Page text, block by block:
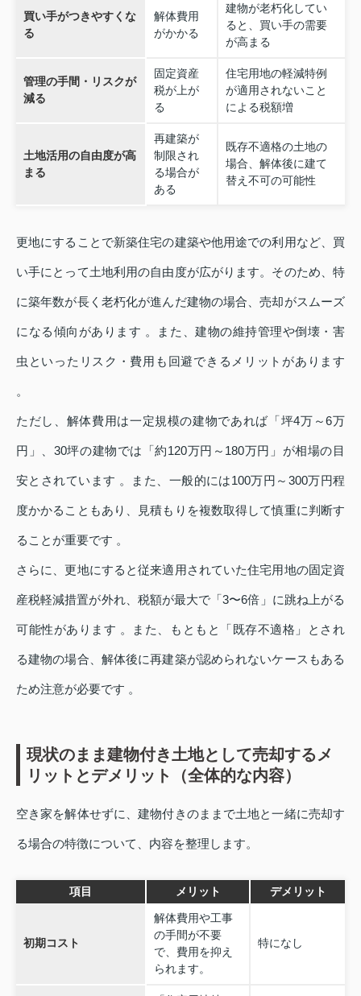
買い手がつきやすくな
る
解体費用
がかかる
建物が老朽化してい
ると、買い手の需要
が高まる
管理の手間・リスクが
減る
固定資産
税が上が
る
住宅用地の軽減特例
が適用されないこと
による税額増
土地活用の自由度が高
まる
再建築が
制限され
る場合が
ある
既存不適格の土地の
場合、解体後に建て
替え不可の可能性
更地にすることで新築住宅の建築や他用途での利用など、買
い手にとって土地利用の自由度が広がります。そのため、特
に築年数が長く老朽化が進んだ建物の場合、売却がスムーズ
になる傾向があります 。また、建物の維持管理や倒壊・害
虫といったリスク・費用も回避できるメリットがあります
。
ただし、解体費用は一定規模の建物であれば「坪4万～6万
円」、30坪の建物では「約120万円～180万円」が相場の目
安とされています 。また、一般的には100万円～300万円程
度かかることもあり、見積もりを複数取得して慎重に判断す
ることが重要です 。
さらに、更地にすると従来適用されていた住宅用地の固定資
産税軽減措置が外れ、税額が最大で「3〜6倍」に跳ね上がる
可能性があります 。また、もともと「既存不適格」とされ
る建物の場合、解体後に再建築が認められないケースもある
ため注意が必要です 。
現状のまま建物付き土地として売却するメ
リットとデメリット（全体的な内容）
空き家を解体せずに、建物付きのままで土地と一緒に売却す
る場合の特徴について、内容を整理します。
項目 メリット デメリット
初期コスト
解体費用や工事
の手間が不要
で、費用を抑え
られます。
特になし